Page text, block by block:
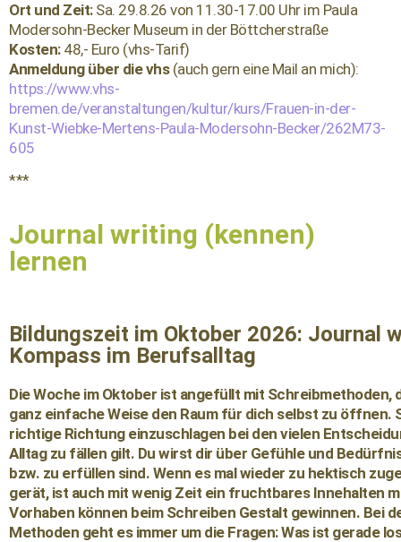
Ort und Zeit:Sa. 29.8.26 von 11.30-17.00 Uhr im Paula
Modersohn-Becker Museum in der Böttcherstraße
Kosten:48,- Euro (vhs-Tarif)
Anmeldung über die vhs(auch gern eine Mail an mich):
https://www.vhs-
bremen.de/veranstaltungen/kultur/kurs/Frauen-in-der-
Kunst-Wiebke-Mertens-Paula-Modersohn-Becker/262M73-
605
***
Journal writing (kennen)
lernen
Bildungszeit im Oktober 2026: Journal
Kompass im Berufsalltag
Die Woche im Oktober ist angefüllt mit
ganz einfache Weise den Raum für dich selbst zu öffnen.
richtige Richtung einzuschlagen bei den vielen
Alltag zu fällen gilt. Du wirst dir über Gefühle und
bzw. zu erfüllen sind. Wenn es mal wieder zu hektisch
gerät, ist auch mit wenig Zeit ein fruchtbares Innehalten
Vorhaben können beim Schreiben Gestalt gewinnen. Bei
Methoden geht es immer um die Fragen: Was ist gerade